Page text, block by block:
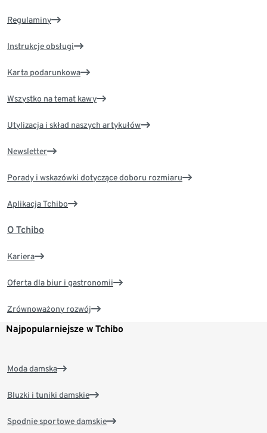
Regulaminy
Instrukcje obsługi
Karta podarunkowa
Wszystko na temat kawy
Utylizacja i skład naszych artykułów
Newsletter
Porady i wskazówki dotyczące doboru rozmiaru
Aplikacja Tchibo
O Tchibo
Kariera
Oferta dla biur i gastronomii
Zrównoważony rozwój
Najpopularniejsze w Tchibo
Moda damska
Bluzki i tuniki damskie
Spodnie sportowe damskie